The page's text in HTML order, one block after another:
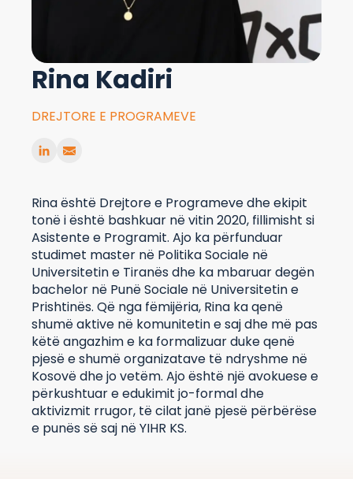
Rina Kadiri
DREJTORE E PROGRAMEVE
Rina është Drejtore e Programeve dhe ekipit
tonë i është bashkuar në vitin 2020, fillimisht si
Asistente e Programit. Ajo ka përfunduar
studimet master në Politika Sociale në
Universitetin e Tiranës dhe ka mbaruar degën
bachelor në Punë Sociale në Universitetin e
Prishtinës. Që nga fëmijëria, Rina ka qenë
shumë aktive në komunitetin e saj dhe më pas
këtë angazhim e ka formalizuar duke qenë
pjesë e shumë organizatave të ndryshme në
Kosovë dhe jo vetëm. Ajo është një avokuese e
përkushtuar e edukimit jo-formal dhe
aktivizmit rrugor, të cilat janë pjesë përbërëse
e punës së saj në YIHR KS.